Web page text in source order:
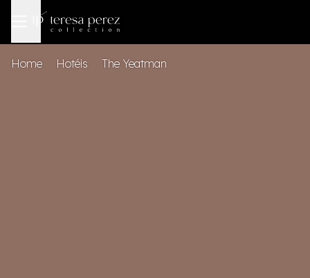
Home Hotéis The Yeatman